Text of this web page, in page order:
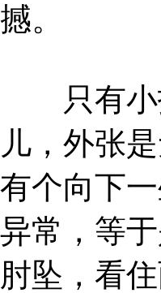
撼。
只有小
儿，外张
有个向下
异常，等
肘坠，看